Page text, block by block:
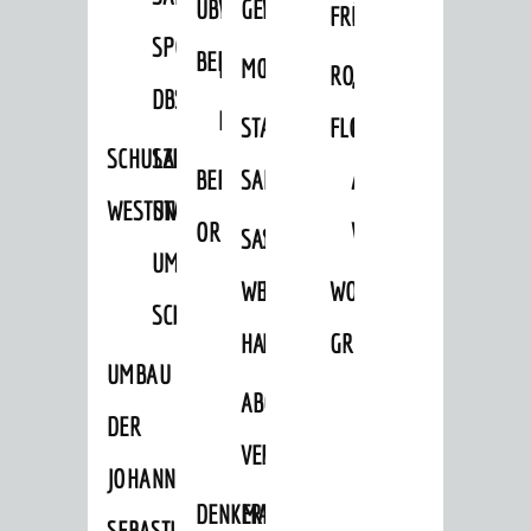
SPORTHALLE
DBS
SCHULZENTRUM
WESTSTADT
SANIERUNG-
UND
UMBAUMASSNAHME S
CHLOSS
UMBAU
DER
JOHANN-
ÜBER
BEBAUUNGSPLÄNE
VERFAHREN
BEBAUUNGSPLÄNE
KERNSTADT
BEBAUUNGSPLÄNE
ORTSTEILE
EINZELHANDELSKONZEPT
MOBILFUNKKONZEPT
LÄRMAKTIONSPLAN
STADTERNEUERUNG/-
SANIERUNG
SANIERUNG
WESTLICH
HAUPTBAHNHOF
SANIERUNGSGEBIET
HILDEBRANDSCHE
MÜHLE
ABGESCHLOSSENE
VERFAHREN
DENKMALSCHUTZ
ERHALTUNGSSATZUNGEN
FRÜHLING
HERBST
RODENSTEINER
FLOHMARKT
„WOINEM
LIVE“
AM
WINDECKPLATZ
WOCHENMARKT
GROOVE